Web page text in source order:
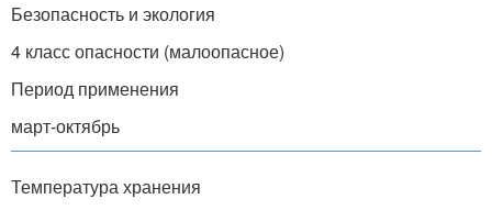
Безопасность и экология
4 класс опасности (малоопасное)
Период применения
март-октябрь
Температура хранения